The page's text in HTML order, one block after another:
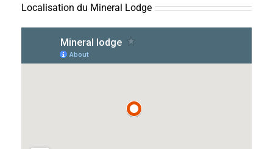
Localisation du Mineral Lodge